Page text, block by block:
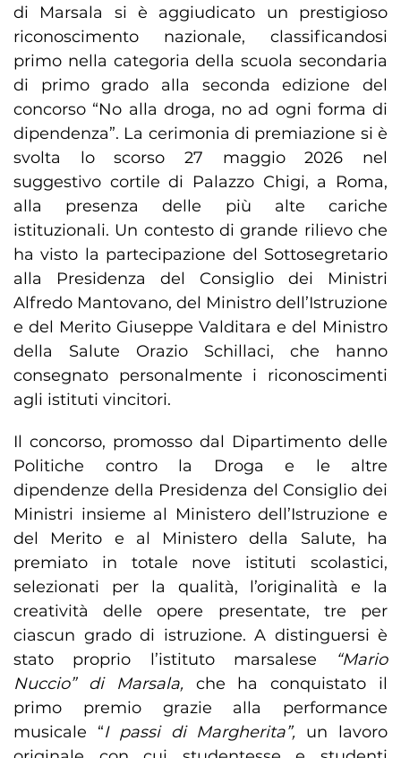
di Marsala si è aggiudicato un prestigioso
riconoscimento nazionale, classificandosi
primo nella categoria della scuola secondaria
di primo grado alla seconda edizione del
concorso “No alla droga, no ad ogni forma di
dipendenza”. La cerimonia di premiazione si è
svolta lo scorso 27 maggio 2026 nel
suggestivo cortile di Palazzo Chigi, a Roma,
alla presenza delle più alte cariche
istituzionali. Un contesto di grande rilievo che
ha visto la partecipazione del Sottosegretario
alla Presidenza del Consiglio dei Ministri
Alfredo Mantovano, del Ministro dell’Istruzione
e del Merito Giuseppe Valditara e del Ministro
della Salute Orazio Schillaci, che hanno
consegnato personalmente i riconoscimenti
agli istituti vincitori.
Il concorso, promosso dal Dipartimento delle
Politiche contro la Droga e le altre
dipendenze della Presidenza del Consiglio dei
Ministri insieme al Ministero dell’Istruzione e
del Merito e al Ministero della Salute, ha
premiato in totale nove istituti scolastici,
selezionati per la qualità, l’originalità e la
creatività delle opere presentate, tre per
ciascun grado di istruzione. A distinguersi è
stato proprio l’istituto marsalese
“Mario
Nuccio” di Marsala, che ha conquistato il
primo premio grazie alla performance
musicale “I passi di Margherita”, un lavoro